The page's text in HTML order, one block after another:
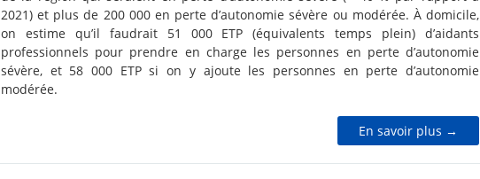
2021) et plus de 200 000 en perte d’autonomie sévère ou modérée. À domicile,
on estime qu’il faudrait 51 000 ETP (équivalents temps plein) d’aidants
professionnels pour prendre en charge les personnes en perte d’autonomie
sévère, et 58 000 ETP si on y ajoute les personnes en perte d’autonomie
modérée.
En savoir plus →